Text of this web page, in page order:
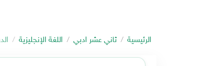
الرئيسية ثاني عشر ادبي اللغة الإنجليزية